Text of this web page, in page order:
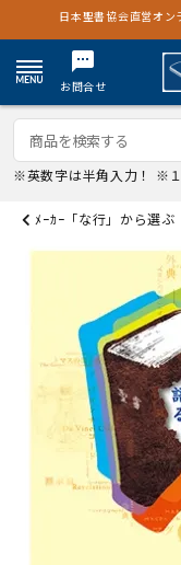
日本聖書協会直営オン
textsms
お問合せ
※英数字は半角入力！ ※１
ﾒｰｶｰ「な行」から選ぶ